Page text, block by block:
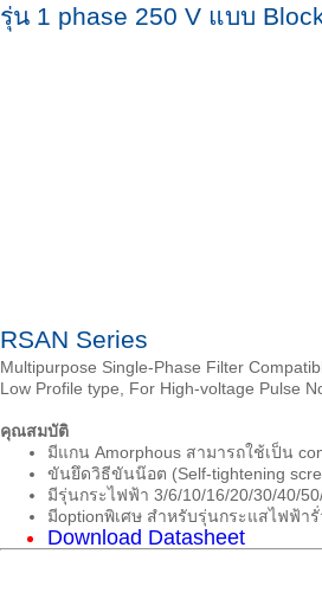
รุ่น 1 phase 250 V แบบ
RSAN Series
Multipurpose Single-Phase Filter
Low Profile type, For High-voltage Pulse
คุณสมบัติ
มีแกน Amorphous สามารถใช้เป็น
ขันยึดวิธีขันน๊อต (Self-tightening
มีรุ่นกระไฟฟ้า 3/6/10/16/20/30/40/
มีoptionพิเศษ สำหรับรุ่นกระแสไฟฟ้า
Download Datasheet